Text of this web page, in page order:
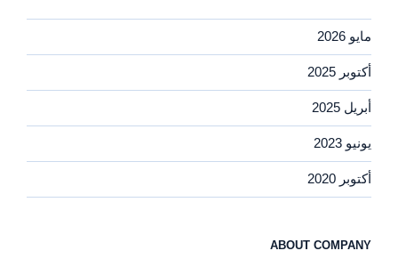
مايو 2026
أكتوبر 2025
أبريل 2025
يونيو 2023
أكتوبر 2020
ABOUT COMPANY